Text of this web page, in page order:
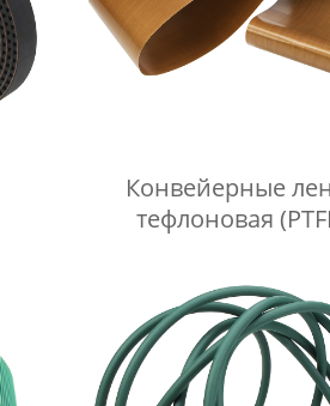
Конвейерные
тефлоновая